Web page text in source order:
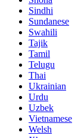
Sindhi
Sundanese
Swahili
Tajik
Tamil
Telugu
Thai
Ukrainian
Urdu
Uzbek
Vietnamese
Welsh